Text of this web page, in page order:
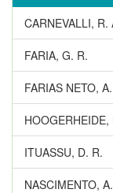
CARNEVALLI, R.
FARIA, G. R.
FARIAS NETO,
HOOGERHEIDE,
ITUASSU, D. R.
NASCIMENTO,